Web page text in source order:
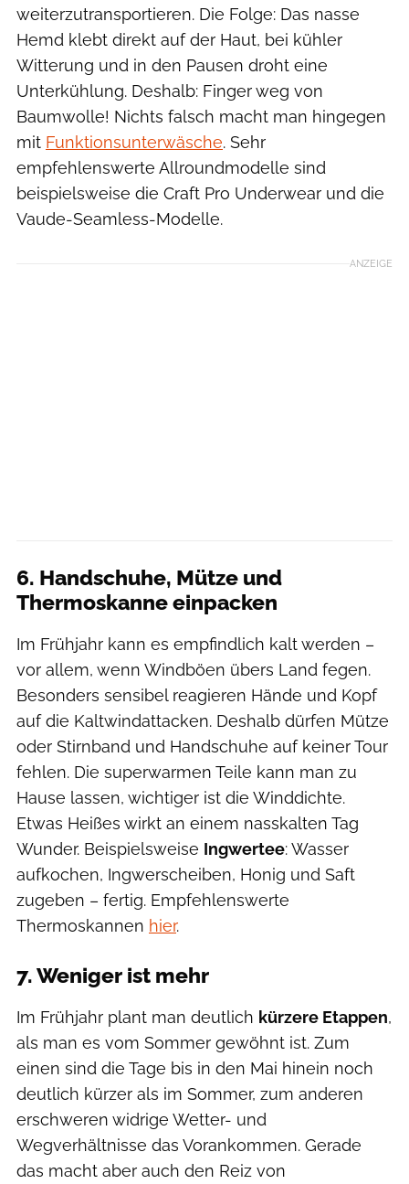
weiterzutransportieren. Die Folge: Das nasse
Hemd klebt direkt auf der Haut, bei kühler
Witterung und in den Pausen droht eine
Unterkühlung. Deshalb: Finger weg von
Baumwolle! Nichts falsch macht man hingegen
mit Funktionsunterwäsche. Sehr
empfehlenswerte Allroundmodelle sind
beispielsweise die Craft Pro Underwear und die
Vaude-Seamless-Modelle.
ANZEIGE
6. Handschuhe, Mütze und
Thermoskanne einpacken
Im Frühjahr kann es empfindlich kalt werden –
vor allem, wenn Windböen übers Land fegen.
Besonders sensibel reagieren Hände und Kopf
auf die Kaltwindattacken. Deshalb dürfen Mütze
oder Stirnband und Handschuhe auf keiner Tour
fehlen. Die superwarmen Teile kann man zu
Hause lassen, wichtiger ist die Winddichte.
Etwas Heißes wirkt an einem nasskalten Tag
Wunder. Beispielsweise Ingwertee: Wasser
aufkochen, Ingwerscheiben, Honig und Saft
zugeben – fertig. Empfehlenswerte
Thermoskannen hier.
7. Weniger ist mehr
Im Frühjahr plant man deutlich kürzere Etappen,
als man es vom Sommer gewöhnt ist. Zum
einen sind die Tage bis in den Mai hinein noch
deutlich kürzer als im Sommer, zum anderen
erschweren widrige Wetter- und
Wegverhältnisse das Vorankommen. Gerade
das macht aber auch den Reiz von